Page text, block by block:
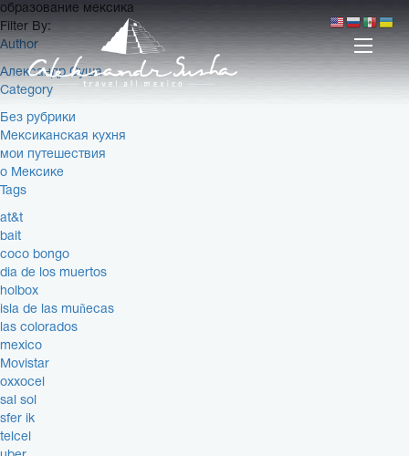
образование мексика
Filter By:
Author
Александр Суша
Category
Без рубрики
Мексиканская кухня
мои путешествия
о Мексике
Tags
at&t
bait
coco bongo
dia de los muertos
holbox
isla de las muñecas
las colorados
mexico
Movistar
oxxocel
sal sol
sfer ik
telcel